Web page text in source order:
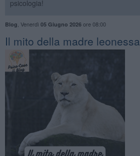
psicologia!
Blog Venerdì 05 Giugno 2026ore 08:00
​Il mito della madre leonessa